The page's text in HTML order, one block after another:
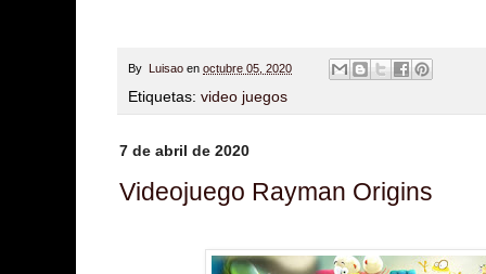
By Luisao en octubre 05, 2020
Etiquetas: video juegos
7 de abril de 2020
Videojuego Rayman Origins